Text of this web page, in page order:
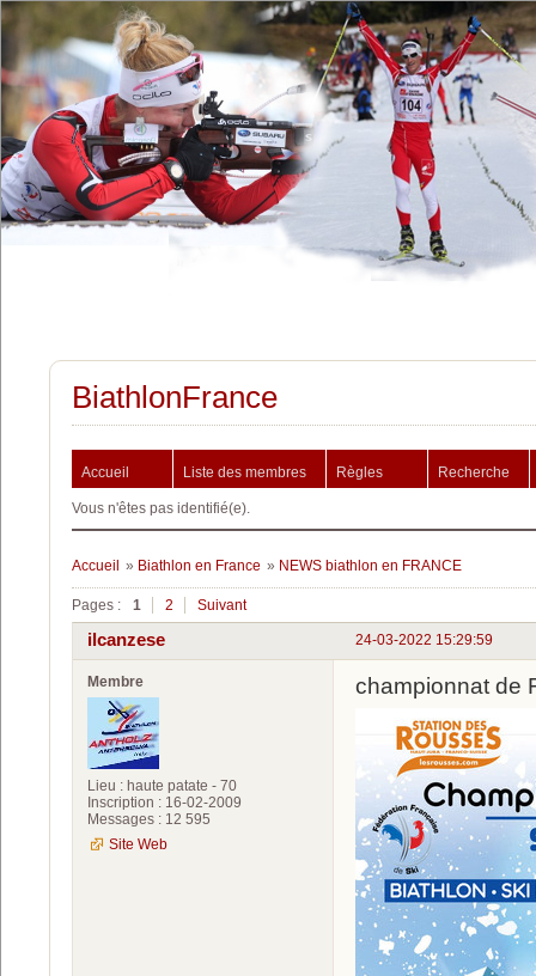
BiathlonFrance
Accueil Liste des membres Règles Recherche
Vous n'êtes pas identifié(e).
Accueil » Biathlon en France » NEWS biathlon en FRANCE
Pages : 1 2 Suivant
24-03-2022 15:29:59
ilcanzese
Membre
Lieu : haute patate - 70
Inscription : 16-02-2009
Messages : 12 595
Site Web
championnat de